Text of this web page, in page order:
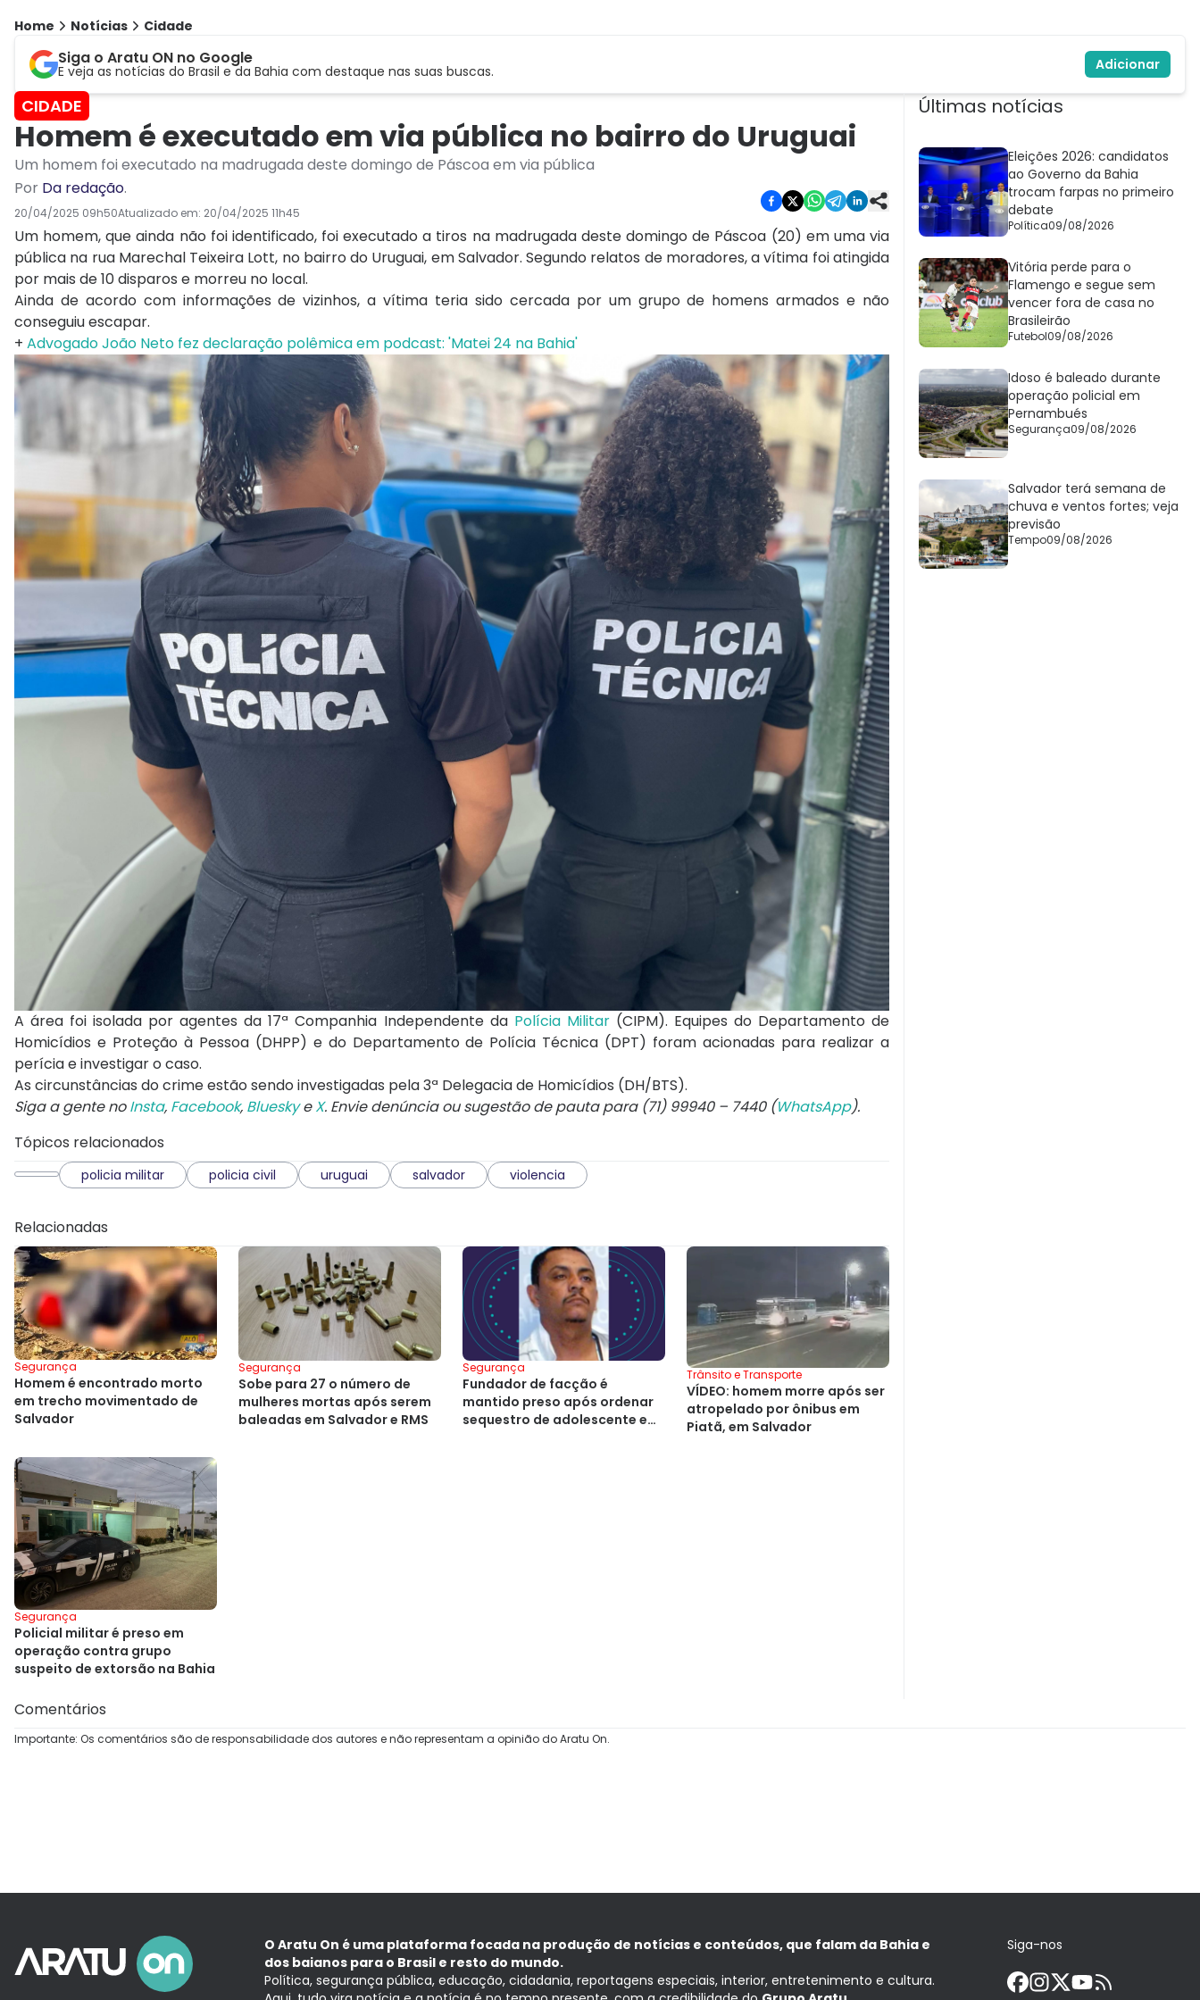
Home Notícias Cidade
Siga o Aratu ON no Google
E veja as notícias do Brasil e da Bahia com destaque nas suas buscas. Adicionar
CIDADE
Homem é executado em via pública no bairro do Uruguai
Um homem foi executado na madrugada deste domingo de Páscoa em via pública
Por Da redação.
20/04/2025 09h50Atualizado em: 20/04/2025 11h45
Um homem, que ainda não foi identificado, foi executado a tiros na madrugada deste domingo de Páscoa (20) em uma via
pública na rua Marechal Teixeira Lott, no bairro do Uruguai, em Salvador. Segundo relatos de moradores, a vítima foi atingida
por mais de 10 disparos e morreu no local.
Ainda de acordo com informações de vizinhos, a vítima teria sido cercada por um grupo de homens armados e não
conseguiu escapar.
+ Advogado João Neto fez declaração polêmica em podcast: 'Matei 24 na Bahia'
A área foi isolada por agentes da 17ª Companhia Independente da Polícia Militar(CIPM). Equipes do Departamento de
Homicídios e Proteção à Pessoa (DHPP) e do Departamento de Polícia Técnica (DPT) foram acionadas para realizar a
perícia e investigar o caso.
As circunstâncias do crime estão sendo investigadas pela 3ª Delegacia de Homicídios (DH/BTS).
Siga a gente noInsta, Facebook, BlueskyeX. Envie denúncia ou sugestão de pauta para (71) 99940 – 7440 (WhatsApp).
Tópicos relacionados
policia militar policia civil uruguai salvador violencia
Relacionadas
Segurança
Homem é encontrado morto
em trecho movimentado de
Salvador
Segurança
Sobe para 27 o número de
mulheres mortas após serem
baleadas em Salvador e RMS
Segurança
Fundador de facção é
mantido preso após ordenar
sequestro de adolescente em
Trânsito e Transporte
VÍDEO: homem morre após ser
atropelado por ônibus em
Piatã, em Salvador
Segurança
Policial militar é preso em
operação contra grupo
suspeito de extorsão na Bahia
Últimas notícias
Eleições 2026: candidatos
ao Governo da Bahia
trocam farpas no primeiro
debate
Política09/08/2026
Vitória perde para o
Flamengo e segue sem
vencer fora de casa no
Brasileirão
Futebol09/08/2026
Idoso é baleado durante
operação policial em
Pernambués
Segurança09/08/2026
Salvador terá semana de
chuva e ventos fortes; veja
previsão
Tempo09/08/2026
Comentários
Importante: Os comentários são de responsabilidade dos autores e não representam a opinião do Aratu On.
O Aratu On é uma plataforma focada na produção de notícias e conteúdos, que falam da Bahia e
dos baianos para o Brasil e resto do mundo.
Política, segurança pública, educação, cidadania, reportagens especiais, interior, entretenimento e cultura.
Siga-nos